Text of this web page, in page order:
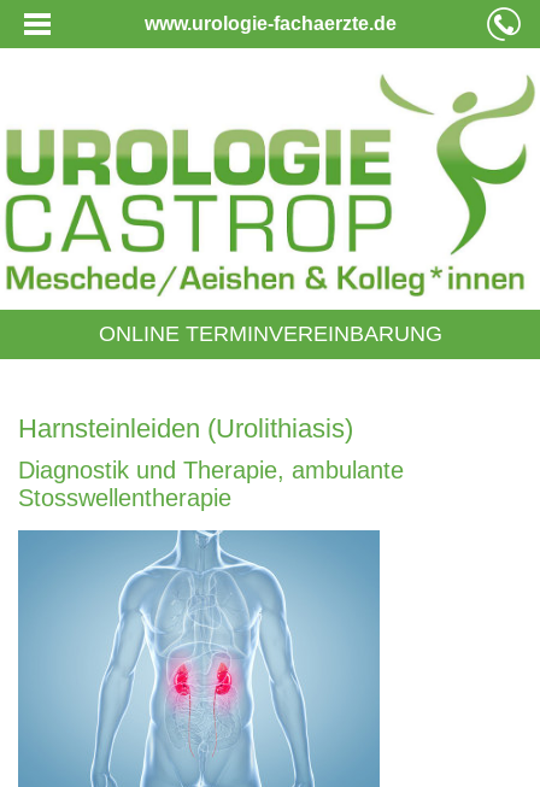
www.urologie-fachaerzte.de
ONLINE TERMINVEREINBARUNG
Harnsteinleiden (Urolithiasis)
Diagnostik und Therapie, ambulante
Stosswellentherapie